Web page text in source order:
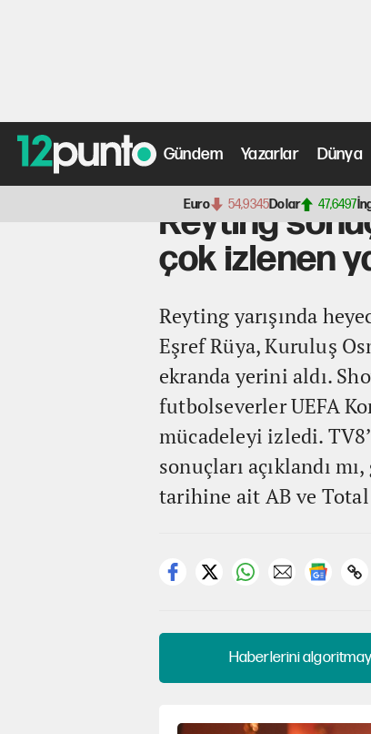
Gündem Yazarlar Dünya
Euro 54,9345Dolar 47,6497
Anasayfa>Fotoğraf Galerisi> Reyting
Reyting
çok izlenen
Reyting yarışında
Eşref Rüya, Kuruluş
ekranda yerini aldı.
futbolseverler UEFA
mücadeleyi izledi.
sonuçları açıklandı
tarihine ait AB ve
Haberlerini